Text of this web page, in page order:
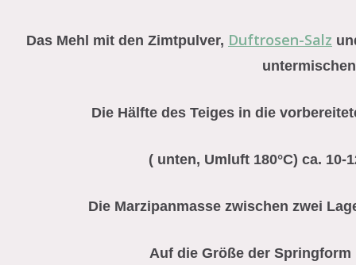
Das Mehl mit den Zimtpulver, Duftrosen-Salz
Die Hälfte des Teiges in die
( unten, Umluft 180°C) ca. 10-
Die Marzipanmasse zwischen zwei
Auf die Größe der